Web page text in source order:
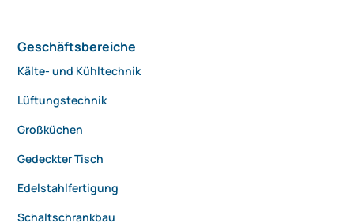
Geschäftsbereiche
Kälte- und Kühltechnik
Lüftungstechnik
Großküchen
Gedeckter Tisch
Edelstahlfertigung
Schaltschrankbau